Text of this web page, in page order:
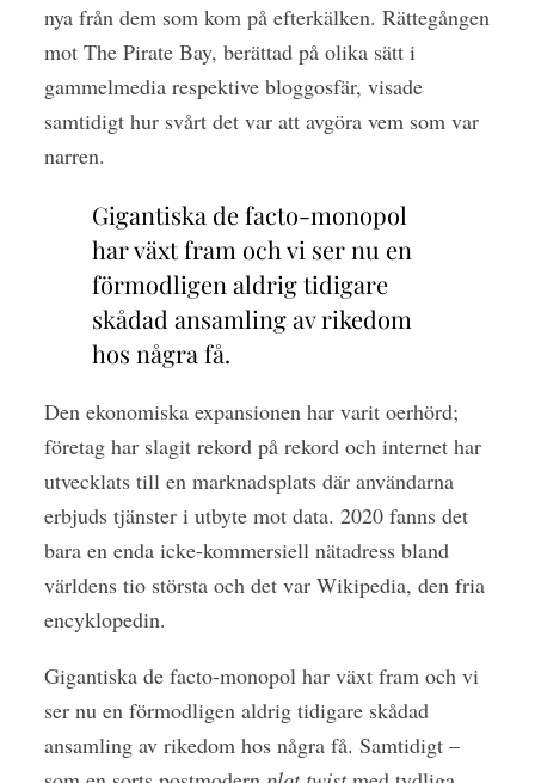
nya från dem som kom på efterkälken. Rättegången
mot The Pirate Bay, berättad på olika sätt i
gammelmedia respektive bloggosfär, visade
samtidigt hur svårt det var att avgöra vem som var
narren.
Gigantiska de facto-monopol
har växt fram och vi ser nu en
förmodligen aldrig tidigare
skådad ansamling av rikedom
hos några få.
Den ekonomiska expansionen har varit oerhörd;
företag har slagit rekord på rekord och internet har
utvecklats till en marknadsplats där användarna
erbjuds tjänster i utbyte mot data. 2020 fanns det
bara en enda icke-kommersiell nätadress bland
världens tio största och det var Wikipedia, den fria
encyklopedin.
Gigantiska de facto-monopol har växt fram och vi
ser nu en förmodligen aldrig tidigare skådad
ansamling av rikedom hos några få. Samtidigt –